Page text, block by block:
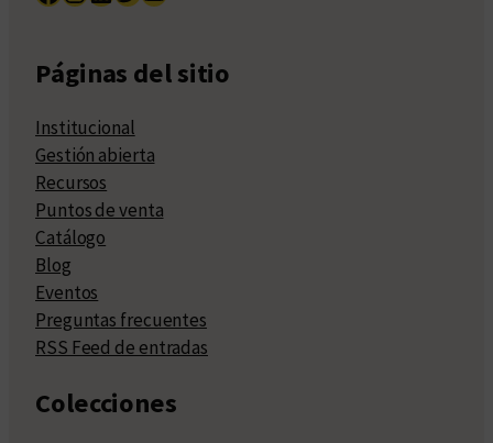
Páginas del sitio
Institucional
Gestión abierta
Recursos
Puntos de venta
Catálogo
Blog
Eventos
Preguntas frecuentes
RSS Feed de entradas
Colecciones